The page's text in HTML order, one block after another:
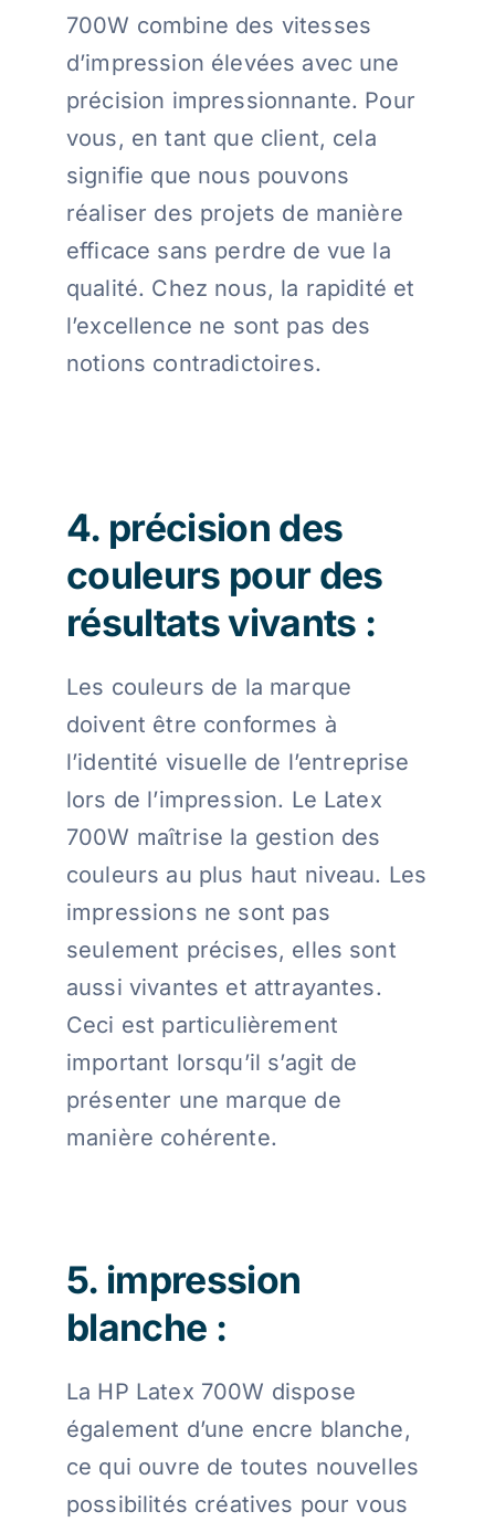
700W combine des vitesses
d’impression élevées avec une
précision impressionnante. Pour
vous, en tant que client, cela
signifie que nous pouvons
réaliser des projets de manière
efficace sans perdre de vue la
qualité. Chez nous, la rapidité et
l’excellence ne sont pas des
notions contradictoires.
4. précision des
couleurs pour des
résultats vivants :
Les couleurs de la marque
doivent être conformes à
l’identité visuelle de l’entreprise
lors de l’impression. Le Latex
700W maîtrise la gestion des
couleurs au plus haut niveau. Les
impressions ne sont pas
seulement précises, elles sont
aussi vivantes et attrayantes.
Ceci est particulièrement
important lorsqu’il s’agit de
présenter une marque de
manière cohérente.
5. impression
blanche :
La HP Latex 700W dispose
également d’une encre blanche,
ce qui ouvre de toutes nouvelles
possibilités créatives pour vous